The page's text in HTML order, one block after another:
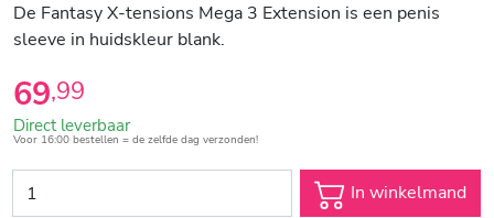
De Fantasy X-tensions Mega 3 Extension is een penis
sleeve in huidskleur blank.
69,99
Direct leverbaar
Voor 16:00 bestellen = de zelfde dag verzonden!
In winkelmand